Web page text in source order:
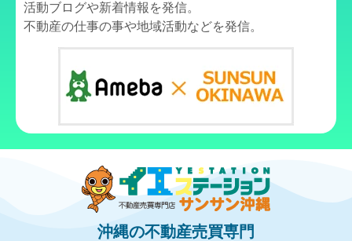
活動ブログや新着情報を発信。
不動産の仕事の事や地域活動などを発信。
沖縄の不動産売買専門